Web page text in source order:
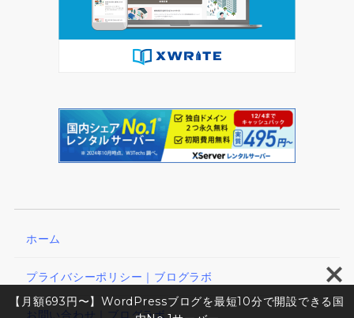
ホーム
プライバシーポリシー｜ブログラボ
お問い合わせ｜ブログラボ
【月額693円〜】WordPressブログを最短10分で開設できる国